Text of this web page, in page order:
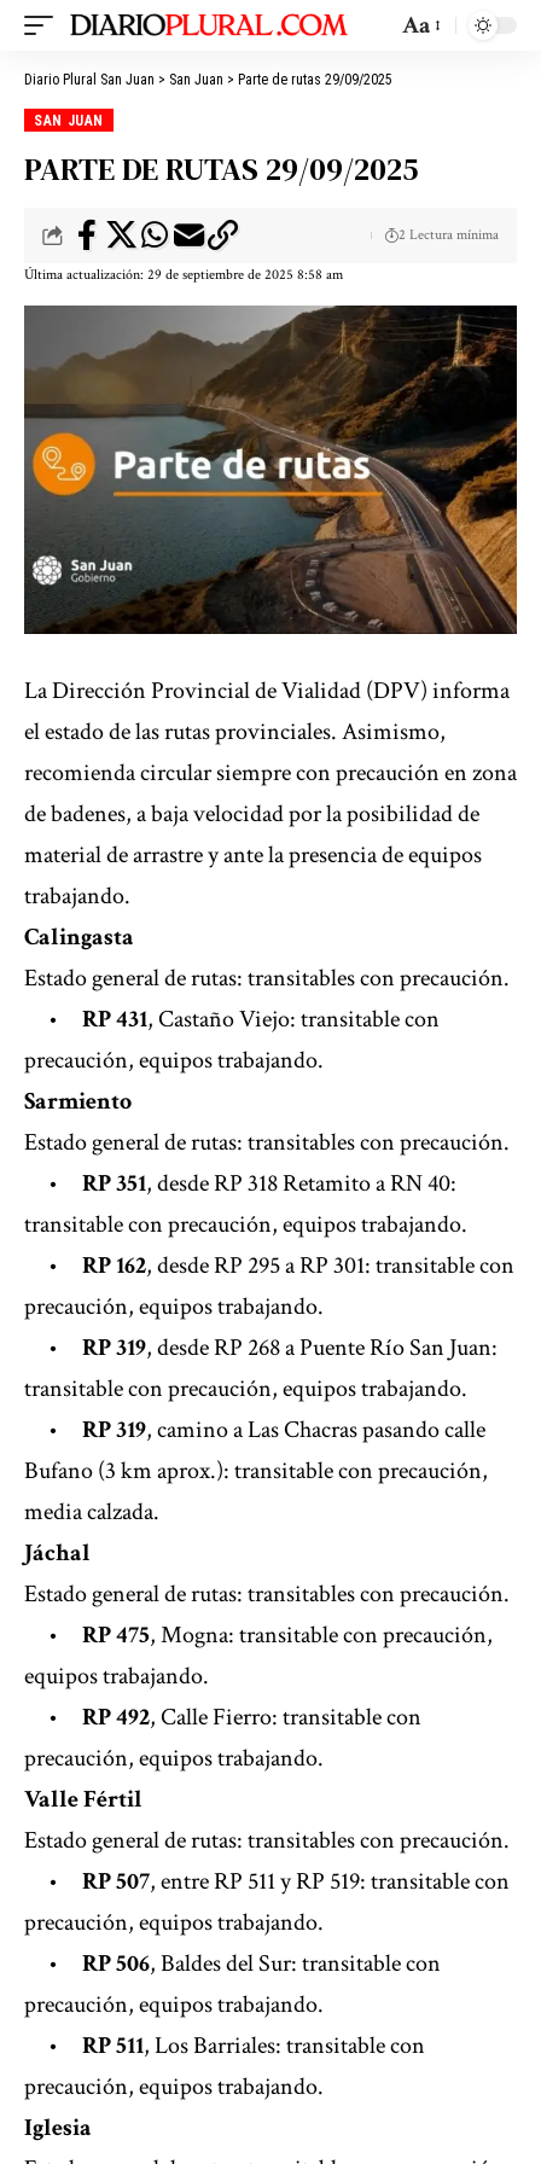
Aa
Diario Plural San Juan > San Juan > Parte de rutas 29/09/2025
SAN JUAN
PARTE DE RUTAS 29/09/2025
Última actualización: 29 de septiembre de 2025 8:58 am
2 Lectura mínima
La Dirección Provincial de Vialidad (DPV) informa
el estado de las rutas provinciales. Asimismo,
recomienda circular siempre con precaución en zona
de badenes, a baja velocidad por la posibilidad de
material de arrastre y ante la presencia de equipos
trabajando.
Calingasta
Estado general de rutas: transitables con precaución.
• RP 431, Castaño Viejo: transitable con
precaución, equipos trabajando.
Sarmiento
Estado general de rutas: transitables con precaución.
• RP 351, desde RP 318 Retamito a RN 40:
transitable con precaución, equipos trabajando.
• RP 162, desde RP 295 a RP 301: transitable con
precaución, equipos trabajando.
• RP 319, desde RP 268 a Puente Río San Juan:
transitable con precaución, equipos trabajando.
• RP 319, camino a Las Chacras pasando calle
Bufano (3 km aprox.): transitable con precaución,
media calzada.
Jáchal
Estado general de rutas: transitables con precaución.
• RP 475, Mogna: transitable con precaución,
equipos trabajando.
• RP 492, Calle Fierro: transitable con
precaución, equipos trabajando.
Valle Fértil
Estado general de rutas: transitables con precaución.
• RP 507, entre RP 511 y RP 519: transitable con
precaución, equipos trabajando.
• RP 506, Baldes del Sur: transitable con
precaución, equipos trabajando.
• RP 511, Los Barriales: transitable con
precaución, equipos trabajando.
Iglesia